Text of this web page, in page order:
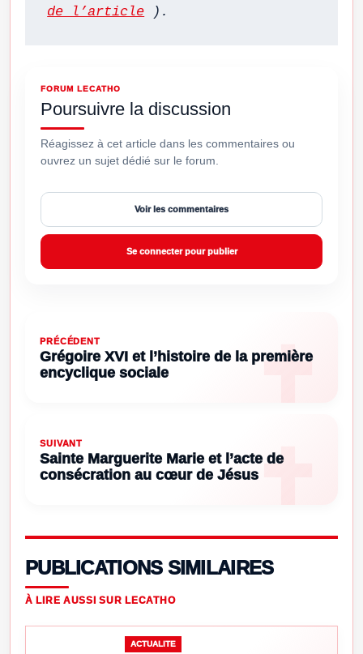
de l’article ).
FORUM LECATHO
Poursuivre la discussion
Réagissez à cet article dans les commentaires ou
ouvrez un sujet dédié sur le forum.
Voir les commentaires
Se connecter pour publier
PRÉCÉDENT
Grégoire XVI et l’histoire de la première
encyclique sociale
SUIVANT
Sainte Marguerite Marie et l’acte de
consécration au cœur de Jésus
PUBLICATIONS SIMILAIRES
À LIRE AUSSI SUR LECATHO
ACTUALITE